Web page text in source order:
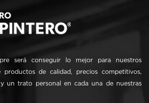
será conseguir lo mejor para nuestros
de calidad, precios competitivos,
un trato personal en cada una de nuestras